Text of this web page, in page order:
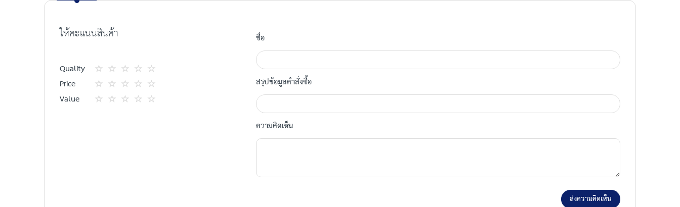
images
galleryให้คะแนนสินค้า
Quality
1
star
2
ดาว
3
ดาว
4
ดาว
5
ดาว
Price
1
2
3
4
5
Value
ชื่อ
สรุปข้อมูลคำสั่งซื้อ
ความคิดเห็น
ส่งความคิดเห็น